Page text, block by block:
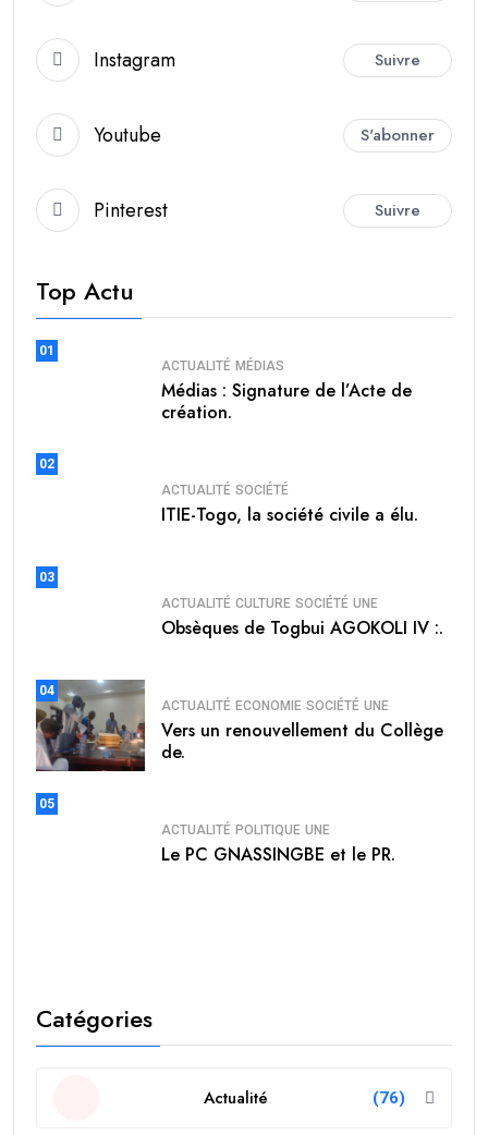
Instagram Suivre
Youtube S'abonner
Pinterest Suivre
Top Actu
01
ACTUALITÉ MÉDIAS
Médias : Signature de l’Acte de
création.
02
ACTUALITÉ SOCIÉTÉ
ITIE-Togo, la société civile a élu.
03
ACTUALITÉ CULTURE SOCIÉTÉ UNE
Obsèques de Togbui AGOKOLI IV :.
04
ACTUALITÉ ECONOMIE SOCIÉTÉ UNE
Vers un renouvellement du Collège
de.
05
ACTUALITÉ POLITIQUE UNE
Le PC GNASSINGBE et le PR.
Catégories
Actualité (76)